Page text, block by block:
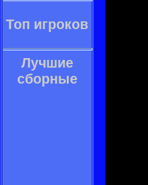
Топ игроков
Лучшие
сборные